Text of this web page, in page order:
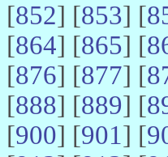
[852] [853] [
[864] [865] [
[876] [877] [
[888] [889] [
[900] [901] [